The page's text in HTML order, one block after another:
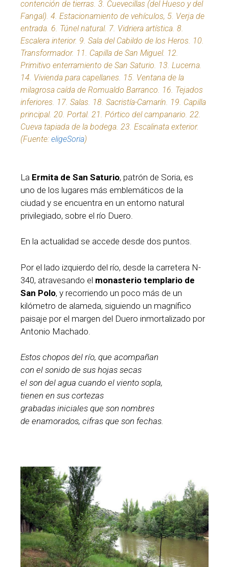
contención de tierras. 3. Cuevecillas (del Hueso y del
Fangal). 4. Estacionamiento de vehículos, 5. Verja de
entrada. 6. Túnel natural. 7. Vidriera artística. 8.
Escalera interior. 9. Sala del Cabildo de los Heros. 10.
Transformador. 11. Capilla de San Miguel. 12.
Primitivo enterramiento de San Saturio. 13. Lucerna.
14. Vivienda para capellanes. 15. Ventana de la
milagrosa caída de Romualdo Barranco. 16. Tejados
inferiores. 17. Salas. 18. Sacristía-Camarín. 19. Capilla
principal. 20. Portal. 21. Pórtico del campanario. 22.
Cueva tapiada de la bodega. 23. Escalinata exterior.
(Fuente: eligeSoria)
La Ermita de San Saturio, patrón de Soria, es
uno de los lugares más emblemáticos de la
ciudad y se encuentra en un entorno natural
privilegiado, sobre el río Duero.
En la actualidad se accede desde dos puntos.
Por el lado izquierdo del río, desde la carretera N-
340, atravesando el monasterio templario de
San Polo, y recorriendo un poco más de un
kilómetro de alameda, siguiendo un magnífico
paisaje por el margen del Duero inmortalizado por
Antonio Machado.
Estos chopos del río, que acompañan
con el sonido de sus hojas secas
el son del agua cuando el viento sopla,
tienen en sus cortezas
grabadas iniciales que son nombres
de enamorados, cifras que son fechas.